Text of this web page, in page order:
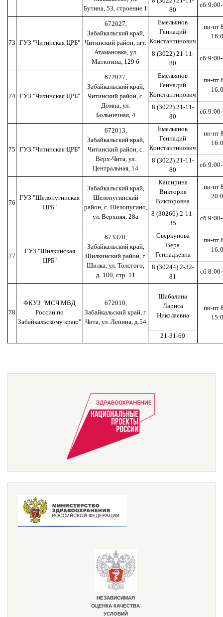
Бутина, 53, строение 1
80
73 ГУЗ "Читинская ЦРБ"
672027,
Забайкальский край,
Читинский район, пгт.
Атамановка, ул.
Матюгина, 129 б
Емельянов
Геннадий
Константинович
пн-пт
8 (3022) 21-11-
80
74 ГУЗ "Читинская ЦРБ"
672027,
Забайкальский край,
Читинский район, с.
Домна, ул.
Больничная, 4
Емельянов
Геннадий
Константинович
пн-пт
8 (3022) 21-11-
80
75 ГУЗ "Читинская ЦРБ"
672013,
Забайкальский край,
Читинский район, с.
Верх-Чита, ул.
Центральная, 14
Емельянов
Геннадий
Константинович
пн-пт
8 (3022) 21-11-
80
76
ГУЗ "Шелопугинская
ЦРБ"
Забайкальский край,
Шелопугинский
район, с. Шелопугино,
ул. Верхняя, 28а
Каширина
Виктория
Викторовна
пн-пт
8 (30266)-2-11-
35
сб
77
ГУЗ "Шилкинская
ЦРБ"
673370,
Забайкальский край,
Шилкинский район, г.
Шилка, ул. Толстого,
д. 100, стр. 11
Сверкунова
Вера
Геннадьевна
пн-пт
8 (30244) 2-32-
81
сб
78
ФКУЗ "МСЧ МВД
России по
Забайкальскому краю"
672010,
Забайкальский край, г.
Чита, ул. Ленина, д.54
Шабалина
Лариса
Николаевна
пн-пт
21-31-69